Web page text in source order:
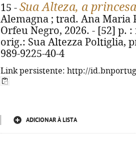
15 - Sua Alteza, a
Alemagna ; trad. Ana Maria
Orfeu Negro, 2026. - [52] p.
orig.: Sua Altezza Poltiglia,
989-9225-40-4
Link persistente: http://
ADICIONAR À LISTA